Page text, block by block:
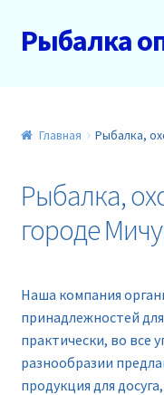
Перейти
к
Перейти
к
Рыбалка
О нас
Доставка и оплата
Акции
Прайс
Контакты
Главная Рыбалка,
Рыбалка,
городе
Наша компания
принадлежностей
практически, во все
разнообразии
продукция для